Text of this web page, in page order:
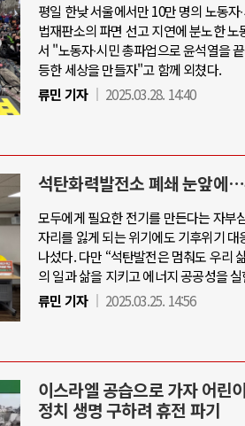
평일 한낮 서울에서만 10만 명의 노동
법재판소의 파면 선고 지연에 분노한
서 "노동자∙시민 총파업으로 윤석열을
등한 세상을 만들자"고 함께 외쳤다.
류민 기자
2025.03.28. 14:40
석탄화력발전소 폐쇄 눈앞에
모두에게 필요한 전기를 만든다는 자부
자리를 잃게 되는 위기에도 기후위기
나섰다. 다만 “석탄발전은 멈춰도 우리
의 일과 삶을 지키고 에너지 공공성을
류민 기자
2025.03.25. 14:56
이스라엘 공습으로 가자 어
정치 생명 구하려 휴전 파기